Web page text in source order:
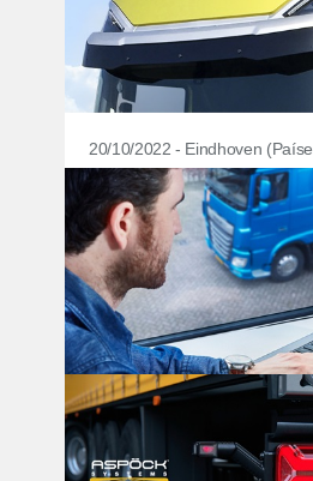
20/10/2022 - Eindhoven
Barra de iluminación
complemento ideal
Nueva Generación
20/10/2022 - Eindhoven
Refabricado o nuevo: